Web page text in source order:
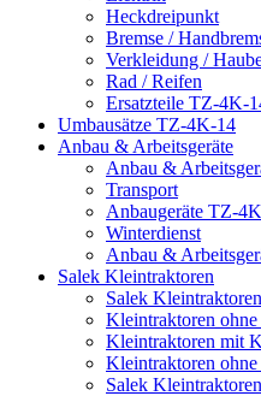
Heckdreipunkt
Bremse /
Verkleidung /
Rad / Reifen
Ersatzteile TZ-4K-
Umbausätze TZ-4K-14
Anbau & Arbeitsgeräte
Anbau &
Transport
Anbaugeräte TZ-
Winterdienst
Anbau &
Salek Kleintraktoren
Salek
Kleintraktoren
Kleintraktoren mit
Kleintraktoren
Salek